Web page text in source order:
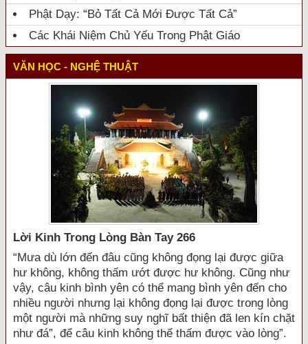
Phật Dạy: “Bỏ Tất Cả Mới Được Tất Cả”
Các Khái Niệm Chủ Yếu Trong Phật Giáo
VĂN HỌC - NGHỆ THUẬT
Lời Kinh Trong Lòng Bàn Tay 266
“Mưa dù lớn đến đâu cũng không đọng lại được giữa
hư không, không thấm ướt được hư không. Cũng như
vậy, câu kinh bình yên có thể mang bình yên đến cho
nhiều người nhưng lại không đọng lại được trong lòng
một người mà những suy nghĩ bất thiện đã len kín chặt
như đá”, để câu kinh không thể thấm được vào lòng”.